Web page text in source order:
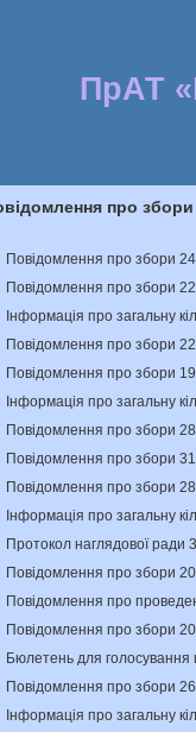
ПрАТ
про збори
Повідомлення про збори
Повідомлення про збори
Інформація про загальну
Повідомлення про збори
Повідомлення про збори
Інформація про загальну
Повідомлення про збори
Повідомлення про збори
Повідомлення про збори
Інформація про загальну
Протокол наглядової
Повідомлення про збори
Повідомлення про
Повідомлення про збори
Бюлетень для
Повідомлення про збори
Інформація про загальну